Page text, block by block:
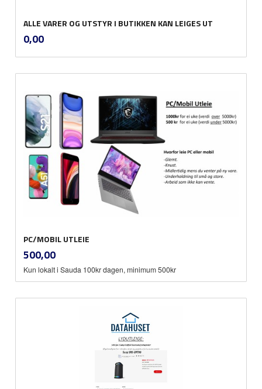
ALLE VARER OG UTSTYR I BUTIKKEN KAN LEIGES UT
Pris
0,00mva.
PC/MOBIL UTLEIE
Pris
500,00mva.
Kun lokalt i Sauda 100kr dagen, minimum 500kr